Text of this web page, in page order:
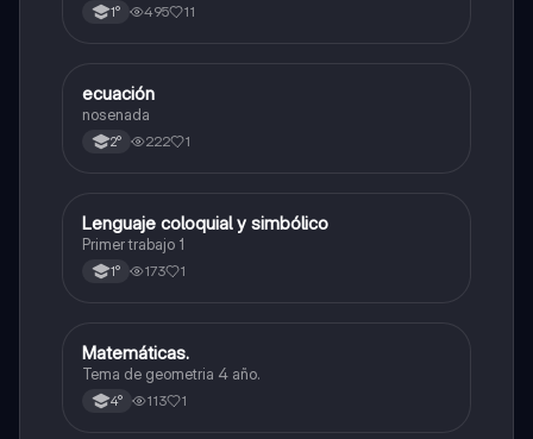
1° 495 11
Matemáticas
ecuación
nosenada
2° 222 1
Matemáticas
Lenguaje coloquial y simbólico
Primer trabajo 1
1° 173 1
Matemáticas
Matemáticas.
Tema de geometria 4 año.
4° 113 1